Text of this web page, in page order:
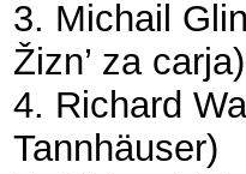
3. Michail
Žizn’ za carja)
4. Richard
Tannhäuser)